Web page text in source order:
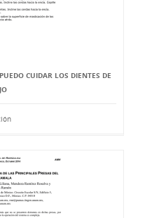
CUIDAR LOS DIENTES DE